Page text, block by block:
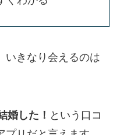
いきなり会えるのは
婚した！ という口コ